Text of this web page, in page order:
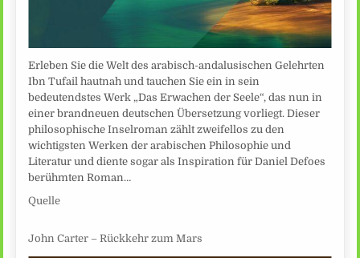
Erleben Sie die Welt des arabisch-andalusischen Gelehrten
Ibn Tufail hautnah und tauchen Sie ein in sein
bedeutendstes Werk „Das Erwachen der Seele“, das nun in
einer brandneuen deutschen Übersetzung vorliegt. Dieser
philosophische Inselroman zählt zweifellos zu den
wichtigsten Werken der arabischen Philosophie und
Literatur und diente sogar als Inspiration für Daniel Defoes
berühmten Roman…
Quelle
John Carter – Rückkehr zum Mars